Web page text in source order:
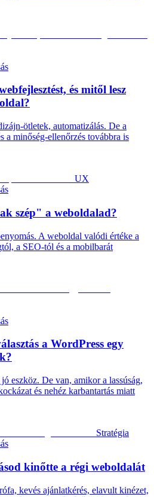
és mitől lesz
ötletek, automatizálás. De a
a minőség-ellenőrzés továbbra is
UX
szép" a weboldalad?
A weboldal valódi értéke a
a SEO-tól és a mobilbarát
a WordPress egy
eszköz. De van, amikor a lassúság,
és nehéz karbantartás miatt
Stratégia
kinőtte a régi weboldalát
kevés ajánlatkérés, elavult kinézet,